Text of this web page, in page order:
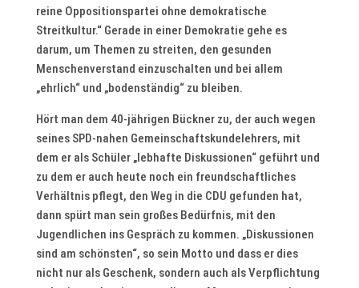
reine Oppositionspartei ohne demokratische
Streitkultur.“ Gerade in einer Demokratie gehe es
darum, um Themen zu streiten, den gesunden
Menschenverstand einzuschalten und bei allem
„ehrlich“ und „bodenständig“ zu bleiben.
Hört man dem 40-jährigen Bückner zu, der auch wegen
seines SPD-nahen Gemeinschaftskundelehrers, mit
dem er als Schüler „lebhafte Diskussionen“ geführt und
zu dem er auch heute noch ein freundschaftliches
Verhältnis pflegt, den Weg in die CDU gefunden hat,
dann spürt man sein großes Bedürfnis, mit den
Jugendlichen ins Gespräch zu kommen. „Diskussionen
sind am schönsten“, so sein Motto und dass er dies
nicht nur als Geschenk, sondern auch als Verpflichtung